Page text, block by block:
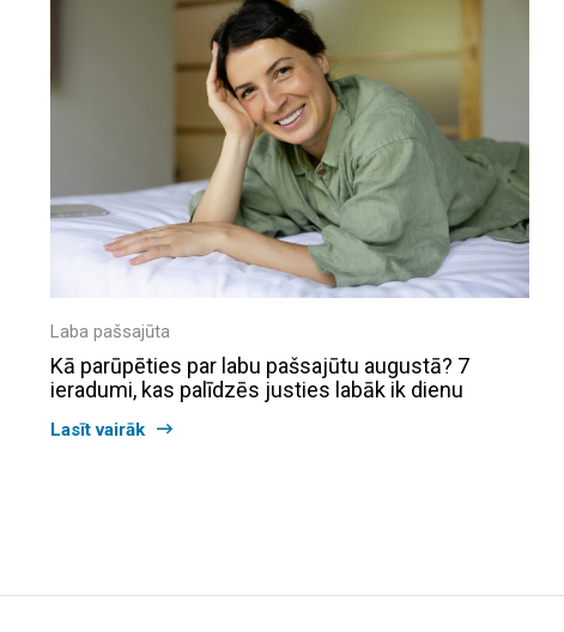
Laba pašsajūta
Kā parūpēties par labu pašsajūtu augustā? 7
ieradumi, kas palīdzēs justies labāk ik dienu
Lasīt vairāk